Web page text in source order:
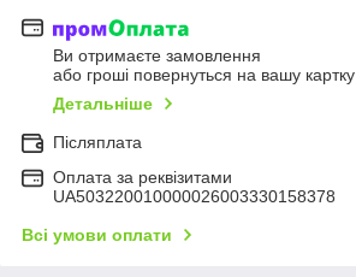
Ви отримаєте замовлення
або гроші повернуться на вашу картку
Детальніше
Післяплата
Оплата за реквізитами
UA503220010000026003330158378
Всі умови оплати